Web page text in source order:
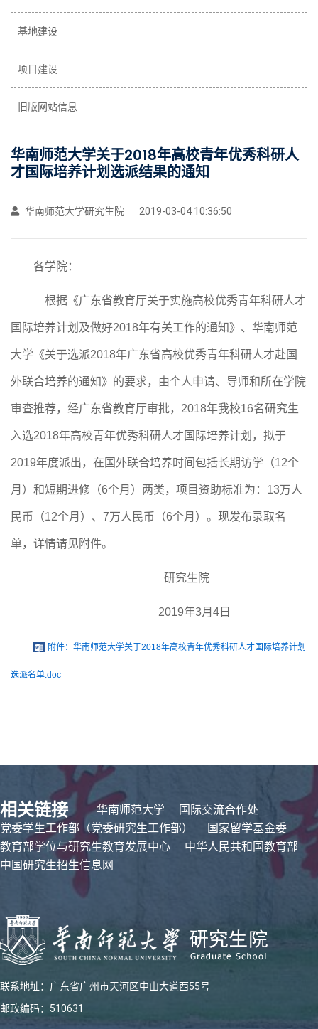
基地建设
项目建设
旧版网站信息
华南师范大学关于2018年高校青年优秀科研人
才国际培养计划选派结果的通知
华南师范大学研究生院 2019-03-04 10:36:50
各学院：
根据《广东省教育厅关于实施高校优秀青年科研人才
国际培养计划及做好2018年有关工作的通知》、华南师范
大学《关于选派2018年广东省高校优秀青年科研人才赴国
外联合培养的通知》的要求，由个人申请、导师和所在学院
审查推荐，经广东省教育厅审批， 2018年我校16名研究生
入选2018年高校青年优秀科研人才国际培养计划，拟于
2019年度派出，在国外联合培养时间包括长期访学（12个
月）和短期进修（6个月）两类， 项目资助标准为： 13万人
民币（12个月）、 7万人民币（6个月）。 现发布录取名
单，详情请见附件。
研究生院
2019年3月4日
附件：华南师范大学关于2018年高校青年优秀科研人才国际培养计划
选派名单.doc
相关链接 华南师范大学
国际交流合作处
党委学生工作部（党委研究生工作部）
国家留学基金委
教育部学位与研究生教育发展中心
中华人民共和国教育部
中国研究生招生信息网
联系地址：广东省广州市天河区中山大道西55号
邮政编码：510631